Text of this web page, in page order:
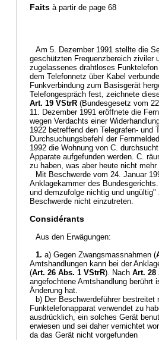
Faits à partir de page 68
Am 5. Dezember 1991 stellte die
geschützten Frequenzbereich ziviler
zugelassenes drahtloses
dem Telefonnetz über Kabel
Funkverbindung zum Basisgerät
Telefongespräch fest, zeichnete
Art. 19 VStrR (Bundesgesetz vom
11. Dezember 1991 eröffnete die
wegen Verdachts einer
1922 betreffend den Telegrafen-
Durchsuchungsbefehl der
1992 die Wohnung von C.
Apparate aufgefunden werden. C.
zu haben, was aber heute nicht
Mit Beschwerde vom 24. Januar
Anklagekammer des
und demzufolge nichtig und
Beschwerde nicht einzutreten.
Considérants
Aus den Erwägungen:
1. a) Gegen Zwangsmassnahmen (
Amtshandlungen kann bei der
(Art. 26 Abs. 1 VStrR). Nach Art. 28
angefochtene Amtshandlung berührt
Änderung hat.
b) Der Beschwerdeführer
Funktelefonapparat verwendet zu
ausdrücklich, ein solches Gerät
erwiesen und sei daher vernichtet
da das Gerät nicht vorgefunden